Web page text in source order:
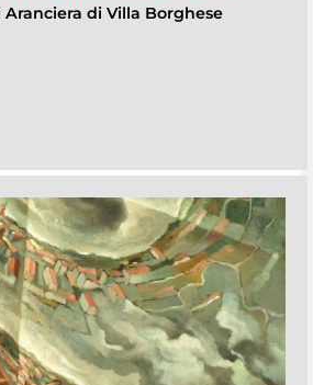
di Villa Borghese